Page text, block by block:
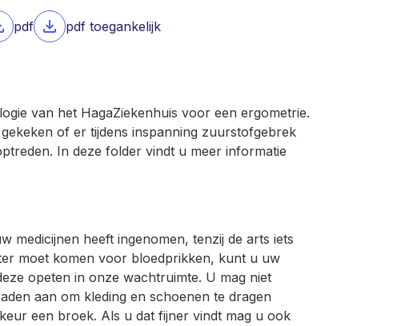
pdf pdf toegankelijk
van het HagaZiekenhuis voor een ergometrie.
of er tijdens inspanning zuurstofgebrek
In deze folder vindt u meer informatie
medicijnen heeft ingenomen, tenzij de arts iets
moet komen voor bloedprikken, kunt u uw
opeten in onze wachtruimte. U mag niet
aan om kleding en schoenen te dragen
een broek. Als u dat fijner vindt mag u ook